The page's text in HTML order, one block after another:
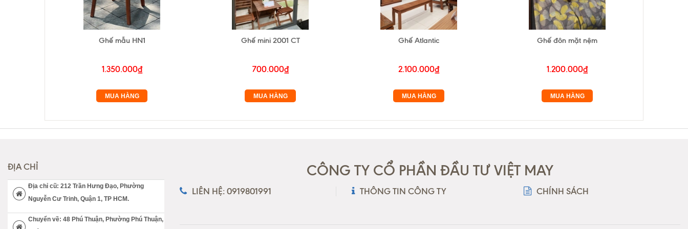
Ghế mẫu HN1
1.350.000₫
MUA HÀNG
Ghế mini 2001 CT
700.000₫
MUA HÀNG
Ghế Atlantic
2.100.000₫
MUA HÀNG
Ghế đôn mặt nệm
1.200.000₫
MUA HÀNG
ĐỊA CHỈ
Địa chỉ cũ: 212 Trần Hưng Đạo, Phường
Nguyễn Cư Trinh, Quận 1, TP HCM.
Chuyển về: 48 Phú Thuận, Phường Phú Thuận,
CÔNG TY CỔ PHẦN ĐẦU TƯ VIỆT MAY
LIÊN HỆ: 0919801991 THÔNG TIN CÔNG TY CHÍNH SÁCH